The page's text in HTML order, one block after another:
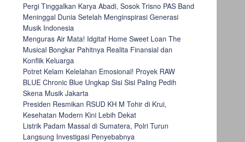
Pergi Tinggalkan Karya Abadi, Sosok Trisno PAS Band
Meninggal Dunia Setelah Menginspirasi Generasi
Musik Indonesia
Menguras Air Mata! Idgitaf Home Sweet Loan The
Musical Bongkar Pahitnya Realita Finansial dan
Konflik Keluarga
Potret Kelam Kelelahan Emosional! Proyek RAW
BLUE Chronic Blue Ungkap Sisi Sisi Paling Pedih
Skena Musik Jakarta
Presiden Resmikan RSUD KH M Tohir di Krui,
Kesehatan Modern Kini Lebih Dekat
Listrik Padam Massal di Sumatera, Polri Turun
Langsung Investigasi Penyebabnya